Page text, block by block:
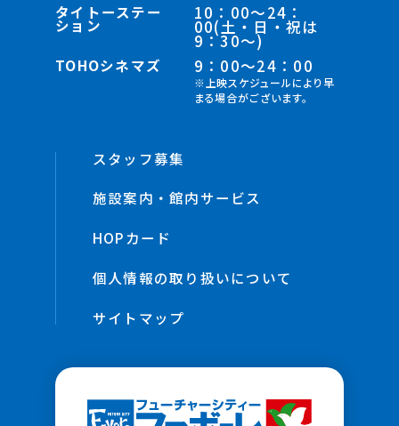
タイトーステー
ション
10：00～24：
00(土・日・祝は
9：30～)
TOHOシネマズ 9：00～24：00
※上映スケジュールにより早
まる場合がございます。
スタッフ募集
施設案内・館内サービス
HOPカード
個人情報の取り扱いについて
サイトマップ